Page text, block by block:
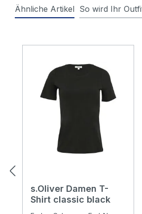
Ähnliche Artikel So wird Ihr
s.Oliver Damen T-
Shirt classic black